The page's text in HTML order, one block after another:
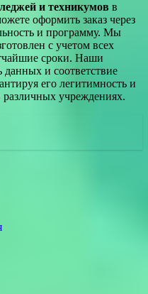
и техникумов в
оформить заказ через
и программу. Мы
с учетом всех
сроки. Наши
данных и соответствие
его легитимность и
различных учреждениях.